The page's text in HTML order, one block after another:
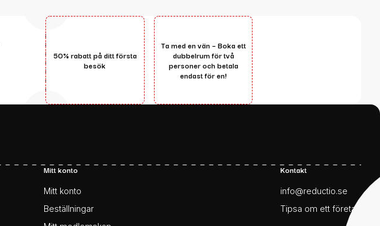
50% rabatt på ditt första
besök
Ta med en vän – Boka ett
dubbelrum för två
personer och betala
endast för en!
Mitt konto
Mitt konto
Beställningar
Kontakt
info@reductio.se
Tipsa om ett företag